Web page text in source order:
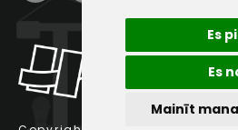
Es
Es
Mainīt